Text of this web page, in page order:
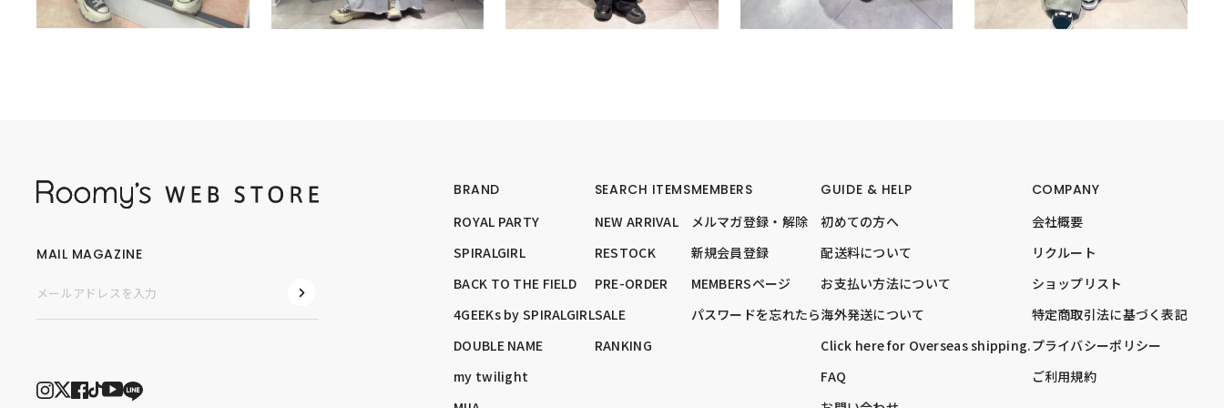
BRAND
ROYAL PARTY
SPIRALGIRL
BACK TO THE FIELD
4GEEKs by SPIRALGIRL
DOUBLE NAME
my twilight
SEARCH ITEMS
NEW ARRIVAL
RESTOCK
PRE-ORDER
SALE
RANKING
MEMBERS
メルマガ登録・解除
新規会員登録
MEMBERSページ
パスワードを忘れたら
GUIDE & HELP
初めての方へ
配送料について
お支払い方法について
海外発送について
Click here for Overseas shipping.
FAQ
COMPANY
会社概要
リクルート
ショップリスト
特定商取引法に基づく表記
プライバシーポリシー
ご利用規約
MAIL MAGAZINE